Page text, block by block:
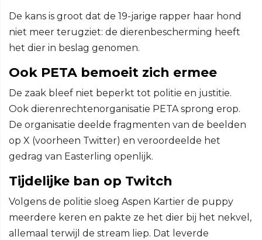
De kans is groot dat de 19-jarige rapper haar hond
niet meer terugziet: de dierenbescherming heeft
het dier in beslag genomen.
Ook PETA bemoeit zich ermee
De zaak bleef niet beperkt tot politie en justitie.
Ook dierenrechtenorganisatie PETA sprong erop.
De organisatie deelde fragmenten van de beelden
op X (voorheen Twitter) en veroordeelde het
gedrag van Easterling openlijk.
Tijdelijke ban op Twitch
Volgens de politie sloeg Aspen Kartier de puppy
meerdere keren en pakte ze het dier bij het nekvel,
allemaal terwijl de stream liep. Dat leverde